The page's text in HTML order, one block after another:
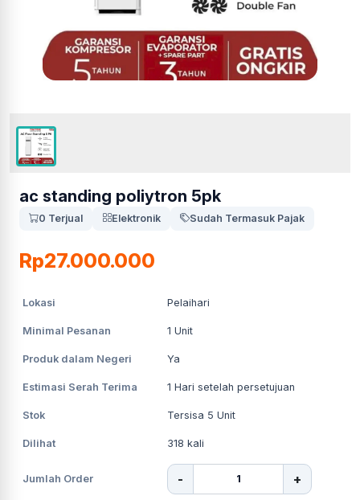
ac standing poliytron 5pk
0 Terjual Elektronik Sudah Termasuk Pajak
Rp27.000.000
Lokasi Pelaihari
Minimal Pesanan 1 Unit
Produk dalam Negeri Ya
Estimasi Serah Terima 1 Hari setelah persetujuan
Stok Tersisa 5 Unit
Dilihat 318 kali
Jumlah Order - +